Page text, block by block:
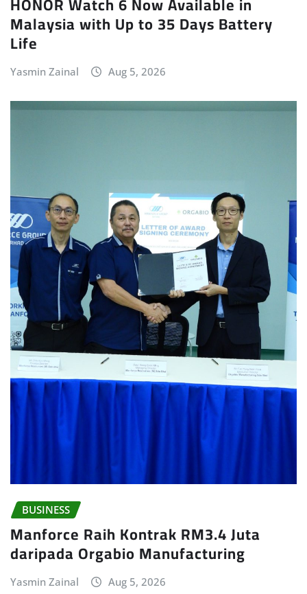
Malaysia with Up to 35 Days Battery
Life
Yasmin Zainal Aug 5, 2026
BUSINESS
Manforce Raih Kontrak RM3.4 Juta
daripada Orgabio Manufacturing
Yasmin Zainal Aug 5, 2026